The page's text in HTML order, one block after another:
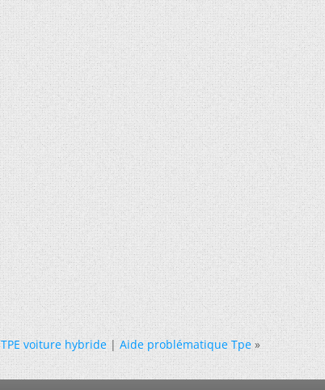
TPE voiture hybride|Aide problématique Tpe »